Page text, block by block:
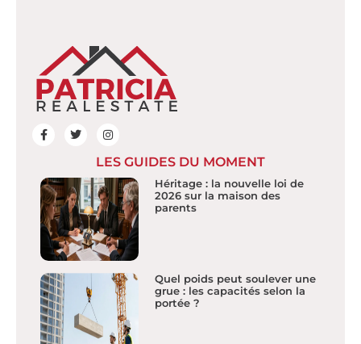
LES GUIDES DU MOMENT
Héritage : la nouvelle loi de
2026 sur la maison des
parents
Quel poids peut soulever une
grue : les capacités selon la
portée ?